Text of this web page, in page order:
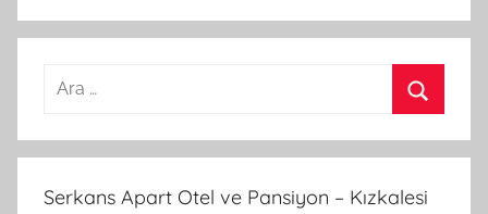
a
a
r
a
Serkans Apart Otel ve Pansiyon – Kızkalesi